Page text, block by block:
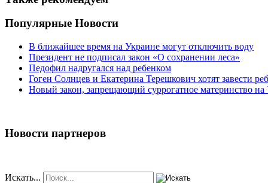
Популярные Новости
В ближайшее время на Украине могут отключить воду
Президент не подписал закон «О сохранении леса»
Педофил надругался над ребенком
Гоген Солнцев и Екатерина Терешкович хотят завести
Новый закон, запрещающий суррогатное материнство на
Новости партнеров
Искать...